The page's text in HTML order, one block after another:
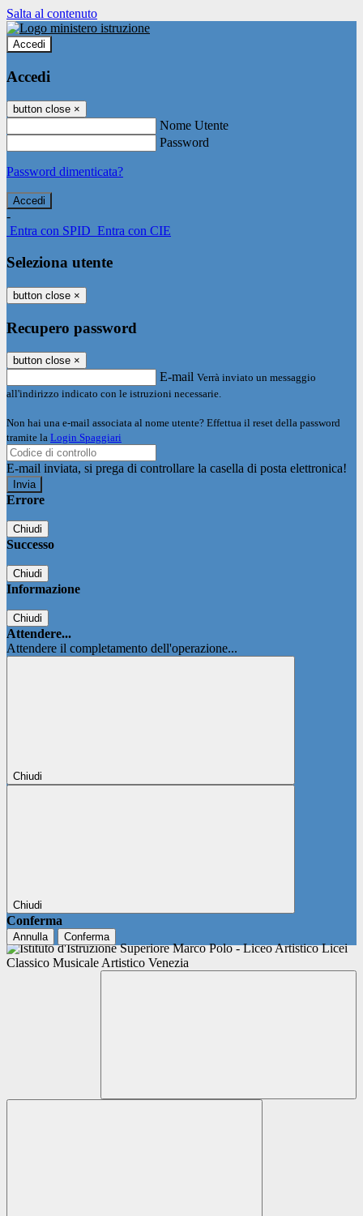
Salta al contenuto
Accedi
Accedi
button close ×
Nome Utente
Password
Password dimenticata?
-
Entra con SPID Entra con CIE
Seleziona utente
button close ×
Recupero password
button close ×
E-mail Verrà inviato un messaggio
all'indirizzo indicato con le istruzioni necessarie.
Non hai una e-mail associata al nome utente? Effettua il reset della password
tramite la Login Spaggiari
E-mail inviata, si prega di controllare la casella di posta elettronica!
Errore
Chiudi
Successo
Chiudi
Informazione
Chiudi
Attendere...
Attendere il completamento dell'operazione...
Chiudi
Chiudi
Conferma
Annulla Conferma